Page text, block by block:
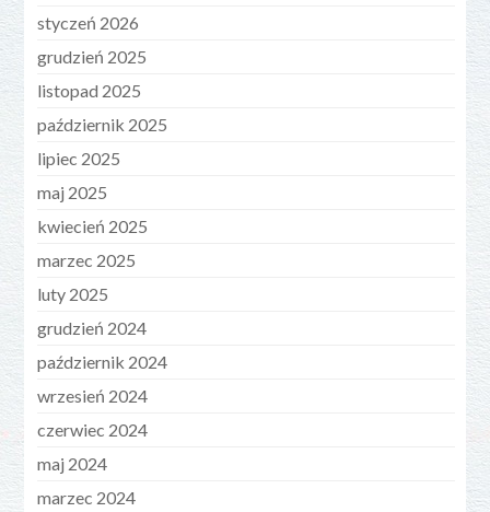
styczeń 2026
grudzień 2025
listopad 2025
październik 2025
lipiec 2025
maj 2025
kwiecień 2025
marzec 2025
luty 2025
grudzień 2024
październik 2024
wrzesień 2024
czerwiec 2024
maj 2024
marzec 2024